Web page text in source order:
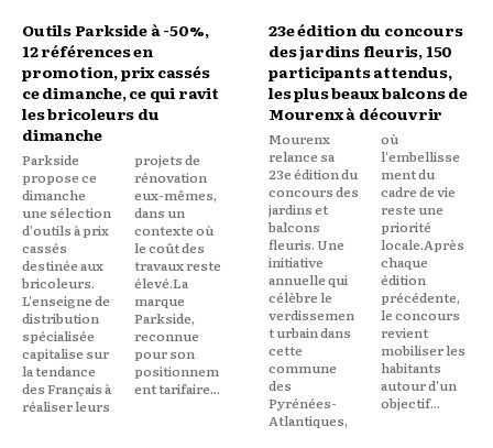
Outils Parkside à -50%,
12 références en
promotion, prix cassés
ce dimanche, ce qui ravit
les bricoleurs du
dimanche
Parkside
propose ce
dimanche
une sélection
d'outils à prix
cassés
destinée aux
bricoleurs.
L'enseigne de
distribution
spécialisée
capitalise sur
la tendance
des Français à
réaliser leurs
projets de
rénovation
eux-mêmes,
dans un
contexte où
le coût des
travaux reste
élevé.La
marque
Parkside,
reconnue
pour son
positionnem
ent tarifaire...
23e édition du concours
des jardins fleuris, 150
participants attendus,
les plus beaux balcons de
Mourenx à découvrir
Mourenx
relance sa
23e édition du
concours des
jardins et
balcons
fleuris. Une
initiative
annuelle qui
célèbre le
verdissemen
t urbain dans
cette
commune
des
Pyrénées-
Atlantiques,
où
l'embellisse
ment du
cadre de vie
reste une
priorité
locale.Après
chaque
édition
précédente,
le concours
revient
mobiliser les
habitants
autour d'un
objectif...